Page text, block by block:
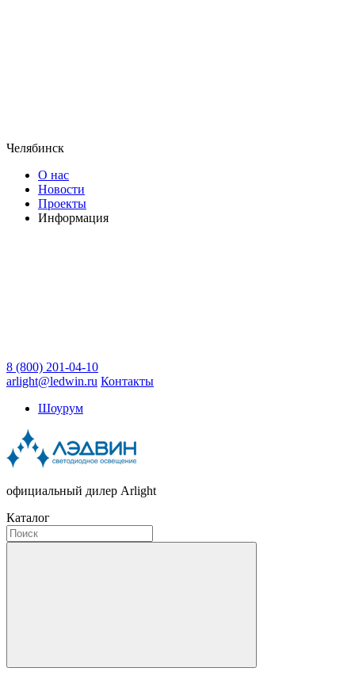
Челябинск
О нас
Новости
Проекты
Информация
8 (800) 201-04-10
arlight@ledwin.ru Контакты
Шоурум
официальный дилер Arlight
Каталог